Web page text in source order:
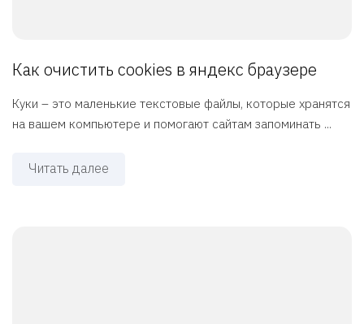
Как очистить cookies в яндекс браузере
Куки – это маленькие текстовые файлы, которые хранятся
на вашем компьютере и помогают сайтам запоминать ...
Читать далее